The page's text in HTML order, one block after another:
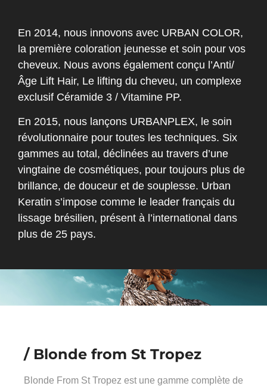
En 2014, nous innovons avec URBAN COLOR,
la première coloration jeunesse et soin pour vos
cheveux. Nous avons également conçu l’Anti/
Âge Lift Hair, Le lifting du cheveu, un complexe
exclusif Céramide 3 / Vitamine PP.
En 2015, nous lançons URBANPLEX, le soin
révolutionnaire pour toutes les techniques. Six
gammes au total, déclinées au travers d’une
vingtaine de cosmétiques, pour toujours plus de
brillance, de douceur et de souplesse. Urban
Keratin s’impose comme le leader français du
lissage brésilien, présent à l’international dans
plus de 25 pays.
/ Blonde from St Tropez
Blonde From St Tropez est une gamme complète de